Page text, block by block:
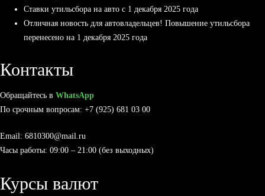
Ставки утильсбора на авто с 1 декабря 2025 года
Отличная новость для автовладельцев! Повышение утильсбора
перенесено на 1 декабря 2025 года
Контакты
Обращайтесь в WhatsApp
По срочным вопросам: +7 (925) 681 03 00
Email: 6810300@mail.ru
Часы работы: 09:00 – 21:00 (без выходных)
Курсы валют